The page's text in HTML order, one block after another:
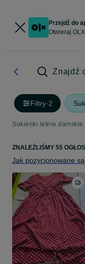
Przejdź do
Otwieraj
Znajdź
Filtry·2
Sukienki letnie damskie
ZNALEŹLIŚMY 55
Jak pozycjonowane